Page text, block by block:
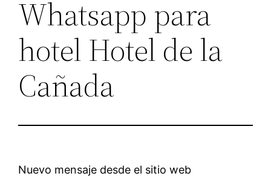
Whatsapp para
hotel Hotel de la
Cañada
Nuevo mensaje desde el sitio web